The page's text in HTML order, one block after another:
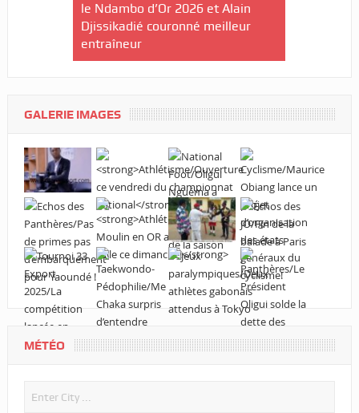
le Ndambo d’Or 2026 et Alain
Djissikadié couronné meilleur
entraîneur
GALERIE IMAGES
MÉTÉO